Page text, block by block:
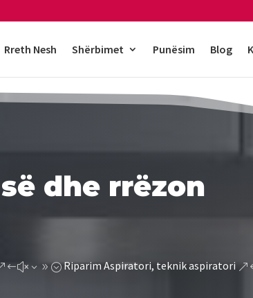
Rreth Nesh Shërbimet Punësim Blog
dhe rrëzon
Riparim Aspiratori, teknik aspiratori